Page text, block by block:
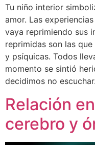
Tu niño interior
amor. Las
vaya reprimiendo sus
reprimidas son las
y psíquicas. Todos
momento se sintió
decidimos no
Relación
cerebro y